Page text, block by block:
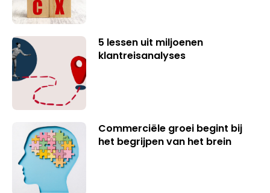
5 lessen uit miljoenen
klantreisanalyses
Commerciële groei begint bij
het begrijpen van het brein